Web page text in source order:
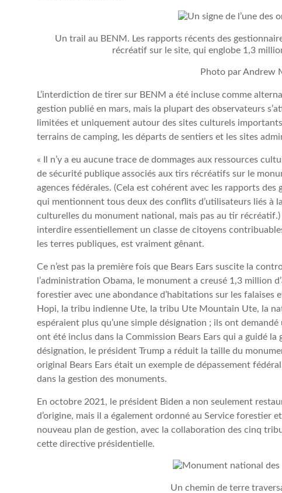
Un trail au BENM. Les rapports récents des
récréatif sur le site, qui englobe 1,3
Photo par Andrew
L’interdiction de tirer sur BENM a été incluse comme
gestion publié en mars, mais la plupart des observateurs
limitées et uniquement autour des sites culturels
terrains de camping, les départs de sentiers et les sites
« Il n’y a eu aucune trace de dommages aux ressources
de sécurité publique associés aux tirs récréatifs sur le
agences fédérales. (Cela est cohérent avec les rapports
qui mentionnent tous deux des conflits d’utilisateurs liés à
culturelles du monument national, mais pas au tir
interdire essentiellement un classe de citoyens
les terres publiques, est vraiment gênant.
Ce n’est pas la première fois que Bears Ears suscite la
l’administration Obama, le monument a creusé 1,3 million
forestier avec une abondance d’habitations sur les
Hopi, la tribu indienne Ute, la tribu Ute Mountain Ute, la
espéraient plus qu’une simple désignation ; ils ont
ont été inclus dans la Commission Bears Ears qui a guidé la
désignation, le président Trump a réduit la taille du
original Bears Ears était un exemple de dépassement
dans la gestion des monuments.
En octobre 2021, le président Biden a non seulement
d’origine, mais il a également ordonné au Service forestier
nouveau plan de gestion, avec la collaboration des cinq
cette directive présidentielle.
Un chemin de terre